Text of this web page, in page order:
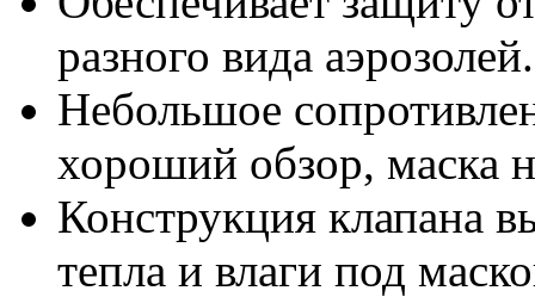
разного вида аэрозолей.
Небольшое
хороший обзор, маска
Конструкция клапана
тепла и влаги под